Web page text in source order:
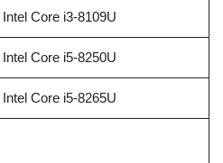
Intel Core i3-8109U
Intel Core i5-8250U
Intel Core i5-8265U